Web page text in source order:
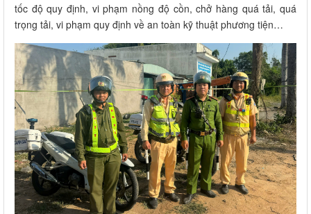
tốc độ quy định, vi phạm nồng độ cồn, chở hàng quá tải, quá
trọng tải, vi phạm quy định về an toàn kỹ thuật phương tiện…